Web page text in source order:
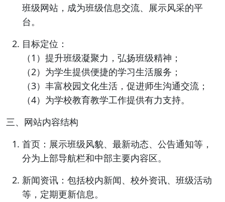
班级网站，成为班级信息交流、展示风采的平
台。
目标定位：
（1）提升班级凝聚力，弘扬班级精神；
（2）为学生提供便捷的学习生活服务；
（3）丰富校园文化生活，促进师生沟通交流；
（4）为学校教育教学工作提供有力支持。
三、网站内容结构
首页：展示班级风貌、最新动态、公告通知等，
分为上部导航栏和中部主要内容区。
新闻资讯：包括校内新闻、校外资讯、班级活动
等，定期更新信息。